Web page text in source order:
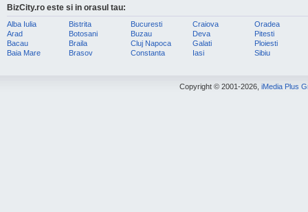
BizCity.ro este si in orasul tau:
Alba Iulia
Arad
Bacau
Baia Mare
Bistrita
Botosani
Braila
Brasov
Bucuresti
Buzau
Cluj Napoca
Constanta
Craiova
Deva
Galati
Iasi
Oradea
Pitesti
Ploiesti
Sibiu
Copyright © 2001-2026, iMedia Plus